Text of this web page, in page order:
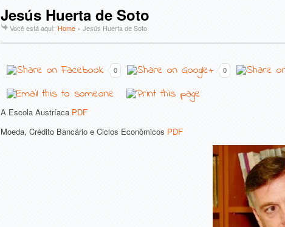
Jesús Huerta de Soto
Você está aqui: Home » Jesús Huerta de Soto
0 0
A Escola Austríaca PDF
Moeda, Crédito Bancário e Ciclos Econômicos PDF